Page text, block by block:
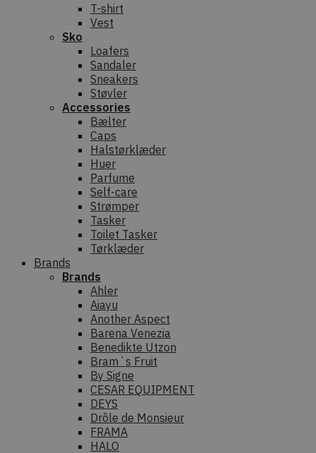
T-shirt
Vest
Sko
Loafers
Sandaler
Sneakers
Støvler
Accessories
Bælter
Caps
Halstørklæder
Huer
Parfume
Self-care
Strømper
Tasker
Toilet Tasker
Tørklæder
Brands
Brands
Ahler
Aiayu
Another Aspect
Barena Venezia
Benedikte Utzon
Bram´s Fruit
By Signe
CESAR EQUIPMENT
DEYS
Drôle de Monsieur
FRAMA
HALO